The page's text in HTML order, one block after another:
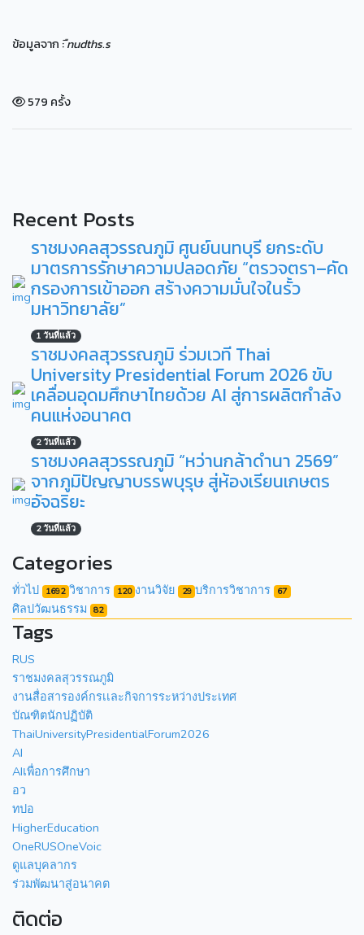
ข้อมูลจาก :ืnudths.s
579 ครั้ง
Recent Posts
ราชมงคลสุวรรณภูมิ ศูนย์นนทบุรี ยกระดับ
มาตรการรักษาความปลอดภัย “ตรวจตรา–คัด
กรองการเข้าออก สร้างความมั่นใจในรั้ว
มหาวิทยาลัย”
1 วันที่แล้ว
ราชมงคลสุวรรณภูมิ ร่วมเวที Thai
University Presidential Forum 2026 ขับ
เคลื่อนอุดมศึกษาไทยด้วย AI สู่การผลิตกำลัง
คนแห่งอนาคต
2 วันที่แล้ว
ราชมงคลสุวรรณภูมิ “หว่านกล้าดำนา 2569”
จากภูมิปัญญาบรรพบุรุษ สู่ห้องเรียนเกษตร
อัจฉริยะ
2 วันที่แล้ว
Categories
ทั่วไป 1692 วิชาการ 120 งานวิจัย 29 บริการวิชาการ 67
ศิลปวัฒนธรรม 82
Tags
RUS
ราชมงคลสุวรรณภูมิ
งานสื่อสารองค์กรเเละกิจการระหว่างประเทศ
บัณฑิตนักปฏิบัติ
ThaiUniversityPresidentialForum2026
AI
AIเพื่อการศึกษา
อว
ทปอ
HigherEducation
OneRUSOneVoic
ดูแลบุคลากร
ร่วมพัฒนาสู่อนาคต
ติดต่อ